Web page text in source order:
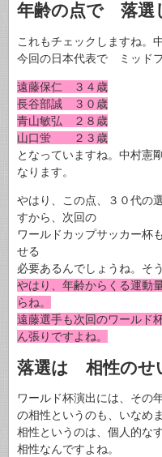
年齢の点で 落選
これもチェックしますね。
今回の日本代表で ミッドフ
遠藤保仁 ３４歳
長谷部誠 ３０歳
青山敏弘 ２８歳
山口蛍 ２３歳
となっていますね。中村憲
なります。
やはり、この点、３０代
すから、次回の
ワールドカップサッカー杯
せる
必要あるんでしょうね。そ
やはり、年齢からくる運動
らね。
遠藤選手も次回のワールド
ん張りですよね。
落選は 相性のせ
ワールド杯演出には、その
の相性というのも、いなめ
相性というのは、個人的な
相性なんですよね。